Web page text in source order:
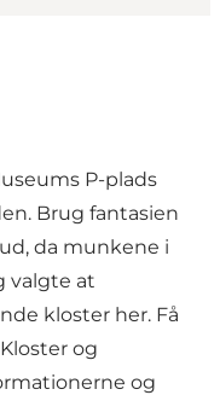
P-plads
Brug fantasien
da munkene i
valgte at
kloster her. Få
og
og